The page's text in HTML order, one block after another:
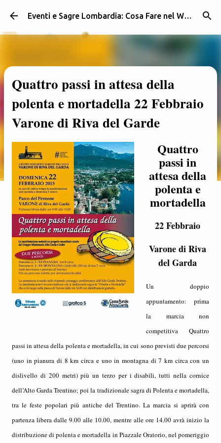
Passa ai contenuti principali Eventi e Sagre Lombardia: Cosa Fare nel Weekend | Weekendidea
Quattro passi in attesa della
polenta e mortadella 22 Febbraio
Varone di Riva del Garde
Quattro
passi in
attesa della
polenta e
mortadella
22 Febbraio
Varone di Riva
del Garda
Un doppio
appuntamento: prima
la marcia non
competitiva Quattro
passi in attesa della polenta e mortadella, in cui sono previsti due percorsi
(uno in pianura di 8 km circa e uno in montagna di 7 km circa con un
dislivello di 200 metri) più un terzo per i disabili, tutti nella cornice
dell’Alto Garda Trentino; poi la tradizionale sagra di Polenta e mortadella,
tra le feste popolari più antiche del Trentino. La marcia si aprirà con
partenza libera dalle 9.00 alle 10.00, mentre alle ore 14.00 avrà inizio la
distribuzione di polenta e mortadella in Piazzale Oratorio, nel pomeriggio